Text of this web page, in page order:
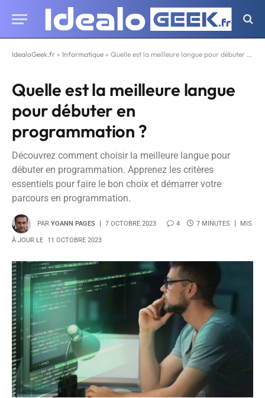
IdealoGeek.fr » Informatique » Quelle est la meilleure langue pour débuter en programmation ?
Quelle est la meilleure langue
pour débuter en
programmation ?
Découvrez comment choisir la meilleure langue pour
débuter en programmation. Apprenez les critères
essentiels pour faire le bon choix et démarrer votre
parcours en programmation.
PAR YOANN PAGES 7 OCTOBRE 2023 4 7 MINUTES MIS
À JOUR LE 11 OCTOBRE 2023